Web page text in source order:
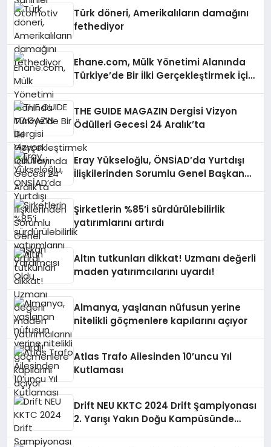
Türk döneri, Amerikalıların damağını
fethediyor
Ehane.com, Mülk Yönetimi Alanında
Türkiye’de Bir İlki Gerçekleştirmek İçin
THE GUIDE MAGAZIN Dergisi Vizyon
Ödülleri Gecesi 24 Aralık’ta
Eray Yükseloğlu, ÖNSİAD’da Yurtdışı
İlişkilerinden Sorumlu Genel Başkan
Şirketlerin %85’i sürdürülebilirlik
yatırımlarını artırdı
Altın tutkunları dikkat! Uzmanı değerli
maden yatırımcılarını uyardı!
Almanya, yaşlanan nüfusun yerine
nitelikli göçmenlere kapılarını açıyor
Atlas Trafo Ailesinden 10’uncu Yıl
Kutlaması
Drift NEU KKTC 2024 Drift Şampiyonası
2. Yarışı Yakın Doğu Kampüsünde